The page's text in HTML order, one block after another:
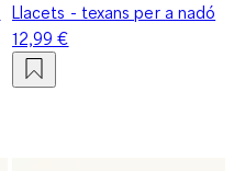
Llacets - texans per a nadó
12,99 €